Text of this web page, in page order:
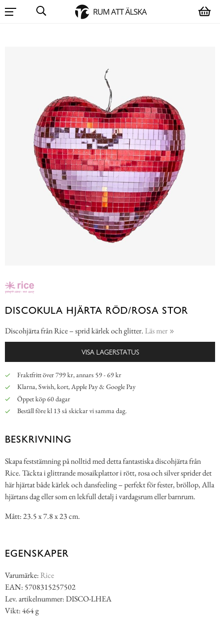
DISCOKULA HJÄRTA RÖD/ROSA STOR
Discohjärta från Rice – sprid kärlek och glitter. Läs mer
VISA LAGERSTATUS
Fraktfritt över 799 kr, annars 59 - 69 kr
Klarna, Swish, kort, Apple Pay & Google Pay
Öppet köp 60 dagar
Beställ före kl 13 så skickar vi samma dag.
BESKRIVNING
Skapa feststämning på nolltid med detta fantastiska discohjärta från
Rice. Täckta i glittrande mosaikplattor i rött, rosa och silver sprider det
här hjärtat både kärlek och dansfeeling – perfekt för fester, bröllop, Alla
hjärtans dag eller som en lekfull detalj i vardagsrum eller barnrum.
Mått: 23.5 x 7.8 x 23 cm.
EGENSKAPER
Varumärke: Rice
EAN: 5708315257502
Lev. artikelnummer: DISCO-LHEA
Vikt: 464 g